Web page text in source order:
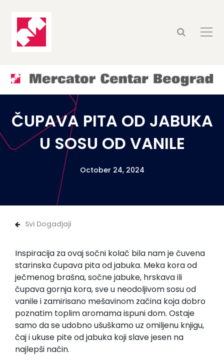
ČUPAVA PITA OD JABUKA
U SOSU OD VANILE
October 24, 2024
Svi Dogadjaji
Inspiracija za ovaj sočni kolač bila nam je čuvena
starinska čupava pita od jabuka. Meka kora od
ječmenog brašna, sočne jabuke, hrskava ili
čupava gornja kora, sve u neodoljivom sosu od
vanile i zamirisano mešavinom začina koja dobro
poznatim toplim aromama ispuni dom. Ostaje
samo da se udobno ušuškamo uz omiljenu knjigu,
čaj i ukuse pite od jabuka koji slave jesen na
najlepši način.